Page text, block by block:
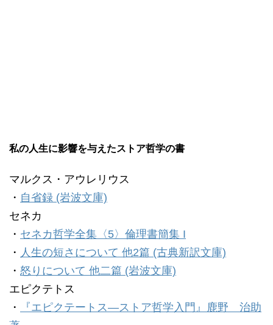
私の人生に影響を与えたストア哲学の書
マルクス・アウレリウス
・ 自省録 (岩波文庫)
セネカ
・ セネカ哲学全集〈5〉倫理書簡集 I
・ 人生の短さについて 他2篇 (古典新訳文庫)
・ 怒りについて 他二篇 (岩波文庫)
エピクテトス
・
『エピクテートス―ストア哲学入門』鹿野 治助